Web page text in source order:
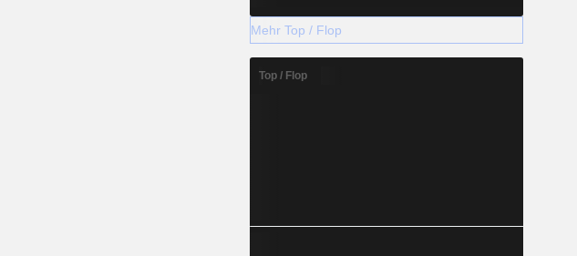
Mehr Top / Flop
Top / Flop